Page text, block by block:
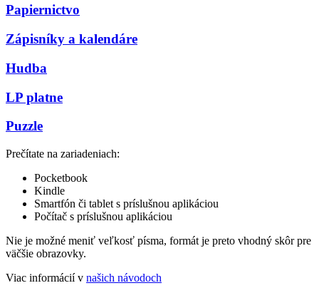
Papiernictvo
Zápisníky a kalendáre
Hudba
LP platne
Puzzle
Prečítate na zariadeniach:
Pocketbook
Kindle
Smartfón či tablet s príslušnou aplikáciou
Počítač s príslušnou aplikáciou
Nie je možné meniť veľkosť písma, formát je preto vhodný skôr pre
väčšie obrazovky.
Viac informácií v našich návodoch